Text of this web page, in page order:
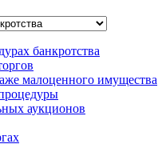
банкротства
малоценного имущества
аукционов